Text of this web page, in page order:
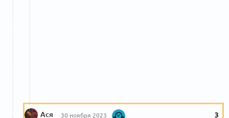
Ася 30 ноября 2023 3